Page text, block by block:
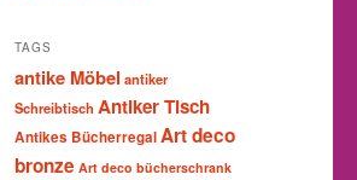
TAGS
antike Möbel antiker
Schreibtisch Antiker Tisch
Antikes BücherregalArt deco
bronze Art deco bücherschrank